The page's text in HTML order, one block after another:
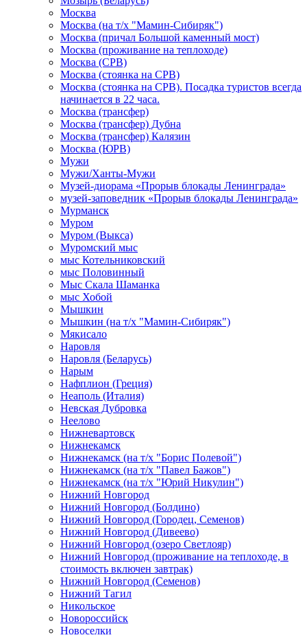
Москва
Москва (на т/х "Мамин-Сибиряк")
Москва (причал Большой каменный мост)
Москва (проживание на теплоходе)
Москва (СРВ)
Москва (стоянка на СРВ)
Москва (стоянка на СРВ). Посадка туристов всегда
начинается в 22 часа.
Москва (трансфер)
Москва (трансфер) Дубна
Москва (трансфер) Калязин
Москва (ЮРВ)
Мужи
Мужи/Ханты-Мужи
Музей-диорама «Прорыв блокады Ленинграда»
музей-заповедник «Прорыв блокады Ленинграда»
Мурманск
Муром
Муром (Выкса)
Муромский мыс
мыс Котельниковский
мыс Половинный
Мыс Скала Шаманка
мыс Хобой
Мышкин
Мышкин (на т/х "Мамин-Сибиряк")
Мякисало
Наровля
Наровля (Беларусь)
Нарым
Нафплион (Греция)
Неаполь (Италия)
Невская Дубровка
Неелово
Нижневартовск
Нижнекамск
Нижнекамск (на т/х "Борис Полевой")
Нижнекамск (на т/х "Павел Бажов")
Нижнекамск (на т/х "Юрий Никулин")
Нижний Новгород
Нижний Новгород (Болдино)
Нижний Новгород (Городец, Семенов)
Нижний Новгород (Дивеево)
Нижний Новгород (озеро Светлояр)
Нижний Новгород (проживание на теплоходе, в
стоимость включен завтрак)
Нижний Новгород (Семенов)
Нижний Тагил
Никольское
Новороссийск
Новоселки